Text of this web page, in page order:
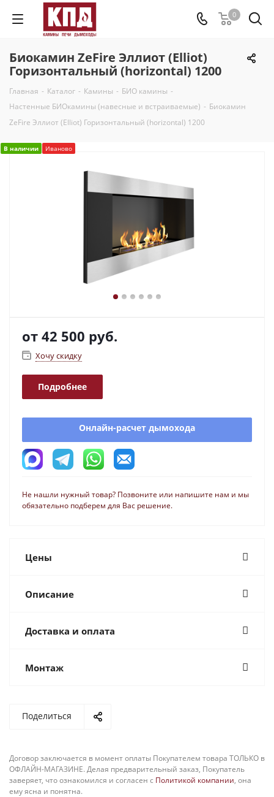
0
Биокамин ZeFire Эллиот (Elliot)
Горизонтальный (horizontal) 1200
Главная - Каталог - Камины - БИО камины -
Настенные БИОкамины (навесные и встраиваемые) - Биокамин
ZeFire Эллиот (Elliot) Горизонтальный (horizontal) 1200
В наличии Иваново
от 42 500 руб.
Хочу скидку
Подробнее
Онлайн-расчет дымохода
Не нашли нужный товар? Позвоните или напишите нам и мы
обязательно подберем для Вас решение.
Цены
Описание
Доставка и оплата
Монтаж
Поделиться
Договор заключается в момент оплаты Покупателем товара ТОЛЬКО в
ОФЛАЙН-МАГАЗИНЕ. Делая предварительный заказ, Покупатель
заверяет, что ознакомился и согласен с Политикой компании, она
ему ясна и понятна.